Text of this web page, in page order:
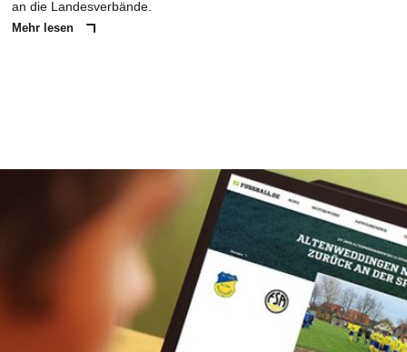
an die Landesverbände.
Mehr lesen